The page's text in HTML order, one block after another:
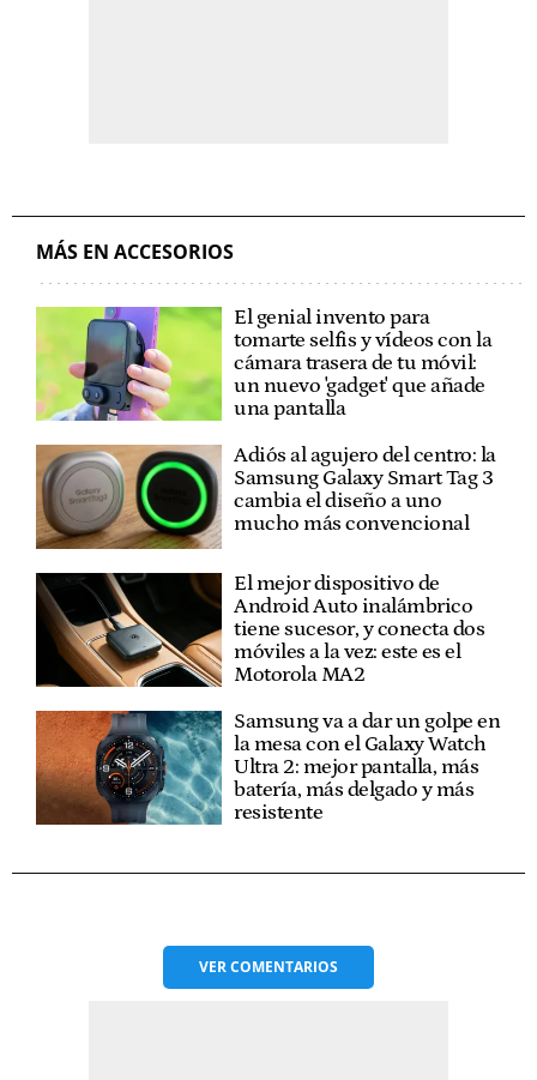
MÁS EN ACCESORIOS
El genial invento para
tomarte selfis y vídeos con la
cámara trasera de tu móvil:
un nuevo 'gadget' que añade
una pantalla
Adiós al agujero del centro: la
Samsung Galaxy Smart Tag 3
cambia el diseño a uno
mucho más convencional
El mejor dispositivo de
Android Auto inalámbrico
tiene sucesor, y conecta dos
móviles a la vez: este es el
Motorola MA2
Samsung va a dar un golpe en
la mesa con el Galaxy Watch
Ultra 2: mejor pantalla, más
batería, más delgado y más
resistente
VERCOMENTARIOS